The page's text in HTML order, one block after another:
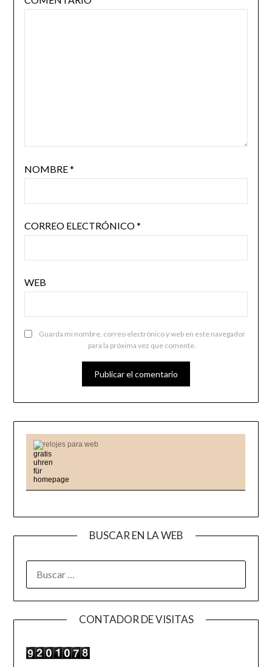
NOMBRE*
CORREO ELECTRÓNICO*
WEB
Guarda mi nombre, correo electrónico y web en este navegador
para la próxima vez que comente.
relojes para web
BUSCAR EN LA WEB
CONTADOR DE VISITAS